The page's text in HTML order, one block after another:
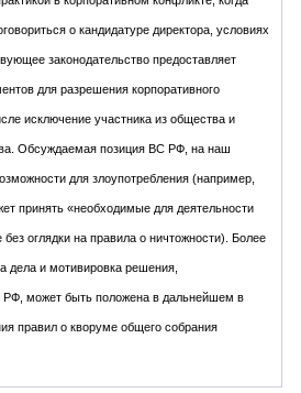
о кандидатуре директора, условиях
законодательство предоставляет
для разрешения корпоративного
исключение участника из общества и
Обсуждаемая позиция ВС РФ, на наш
для злоупотребления (например,
принять «необходимые для деятельности
оглядки на правила о ничтожности). Более
дела и мотивировка решения,
РФ, может быть положена в дальнейшем в
правил о кворуме общего собрания